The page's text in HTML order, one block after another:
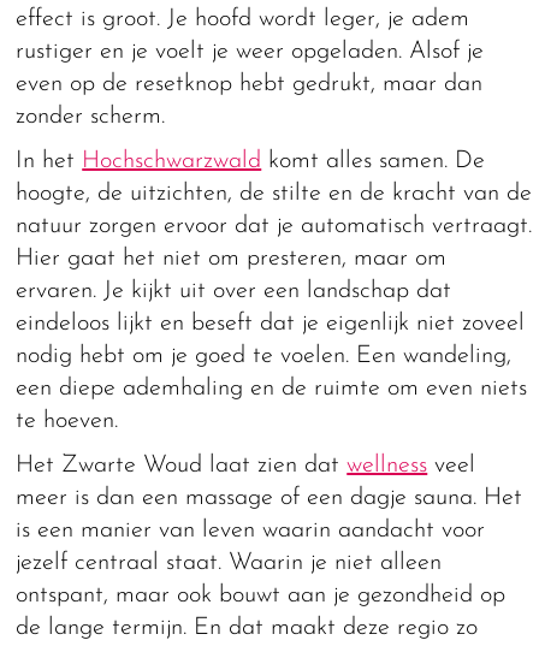
effect is groot. Je hoofd wordt leger, je adem
rustiger en je voelt je weer opgeladen. Alsof je
even op de resetknop hebt gedrukt, maar dan
zonder scherm.
In het Hochschwarzwald komt alles samen. De
hoogte, de uitzichten, de stilte en de kracht van de
natuur zorgen ervoor dat je automatisch vertraagt.
Hier gaat het niet om presteren, maar om
ervaren. Je kijkt uit over een landschap dat
eindeloos lijkt en beseft dat je eigenlijk niet zoveel
nodig hebt om je goed te voelen. Een wandeling,
een diepe ademhaling en de ruimte om even niets
te hoeven.
Het Zwarte Woud laat zien datwellness veel
meer is dan een massage of een dagje sauna. Het
is een manier van leven waarin aandacht voor
jezelf centraal staat. Waarin je niet alleen
ontspant, maar ook bouwt aan je gezondheid op
de lange termijn. En dat maakt deze regio zo